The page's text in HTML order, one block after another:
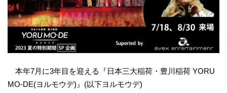
本年7月に3年目を迎える『日本三大稲荷・豊川稲荷 YORU
MO-DE(ヨルモウデ)』(以下ヨルモウデ)